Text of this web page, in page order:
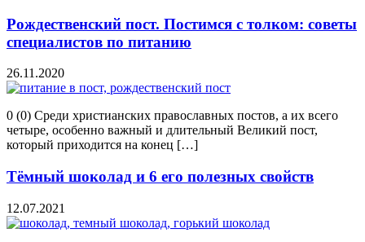
Рождественский пост. Постимся с толком: советы
специалистов по питанию
26.11.2020
0 (0) Среди христианских православных постов, а их всего
четыре, особенно важный и длительный Великий пост,
который приходится на конец […]
Тёмный шоколад и 6 его полезных свойств
12.07.2021